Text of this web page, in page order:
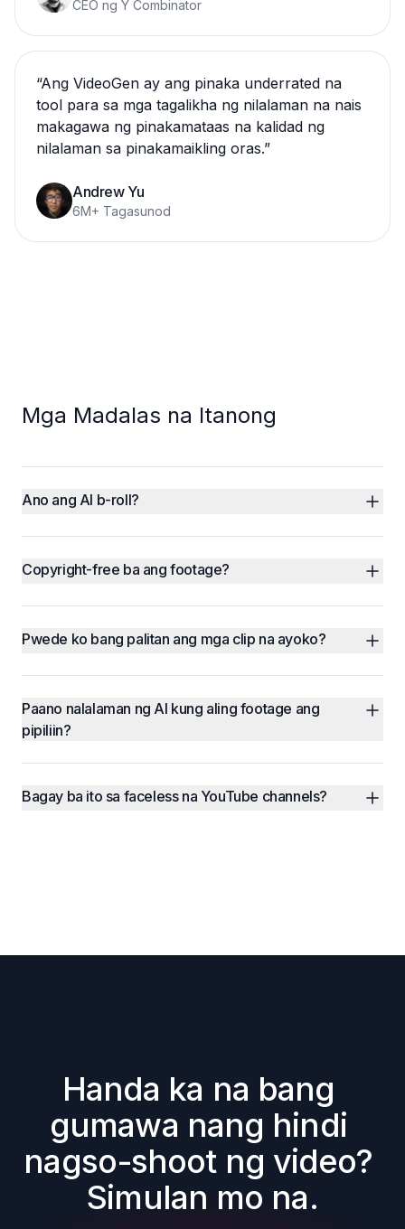
CEO ng Y Combinator
“Ang VideoGen ay ang pinaka underrated na
tool para sa mga tagalikha ng nilalaman na nais
makagawa ng pinakamataas na kalidad ng
nilalaman sa pinakamaikling oras.”
Andrew Yu
6M+ Tagasunod
Mga Madalas na Itanong
Ano ang AI b-roll?
Copyright-free ba ang footage?
Pwede ko bang palitan ang mga clip na ayoko?
Paano nalalaman ng AI kung aling footage ang
pipiliin?
Bagay ba ito sa faceless na YouTube channels?
Handa ka na bang
gumawa nang hindi
nagso-shoot ng video?
Simulan mo na.